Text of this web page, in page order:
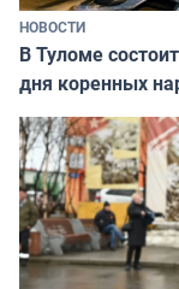
НОВОСТИ
В Туломе
дня коренных